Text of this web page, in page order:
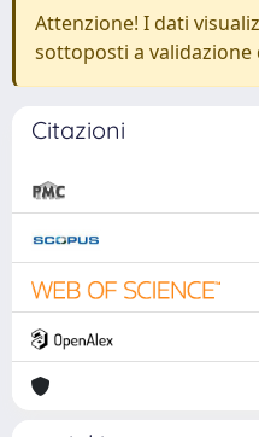
Attenzione! I dati
sottoposti a
Citazioni